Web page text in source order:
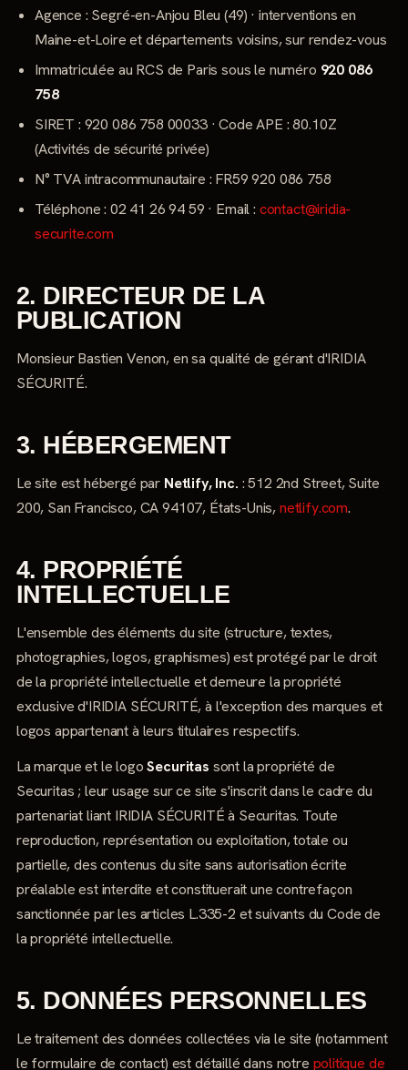
Agence : Segré-en-Anjou Bleu (49) · interventions en
Maine-et-Loire et départements voisins, sur rendez-vous
Immatriculée au RCS de Paris sous le numéro 920 086
758
SIRET : 920 086 758 00033 · Code APE : 80.10Z
(Activités de sécurité privée)
N° TVA intracommunautaire : FR59 920 086 758
Téléphone : 02 41 26 94 59 · Email : contact@iridia-
securite.com
2. DIRECTEUR DE LA
PUBLICATION
Monsieur Bastien Venon, en sa qualité de gérant d'IRIDIA
SÉCURITÉ.
3. HÉBERGEMENT
Le site est hébergé par Netlify, Inc. : 512 2nd Street, Suite
200, San Francisco, CA 94107, États-Unis,netlify.com.
4. PROPRIÉTÉ
INTELLECTUELLE
L'ensemble des éléments du site (structure, textes,
photographies, logos, graphismes) est protégé par le droit
de la propriété intellectuelle et demeure la propriété
exclusive d'IRIDIA SÉCURITÉ, à l'exception des marques et
logos appartenant à leurs titulaires respectifs.
La marque et le logoSecuritas sont la propriété de
Securitas ; leur usage sur ce site s'inscrit dans le cadre du
partenariat liant IRIDIA SÉCURITÉ à Securitas. Toute
reproduction, représentation ou exploitation, totale ou
partielle, des contenus du site sans autorisation écrite
préalable est interdite et constituerait une contrefaçon
sanctionnée par les articles L.335-2 et suivants du Code de
la propriété intellectuelle.
5. DONNÉES PERSONNELLES
Le traitement des données collectées via le site (notamment
le formulaire de contact) est détaillé dans notre politique de